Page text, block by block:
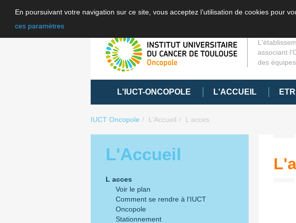
En poursuivant votre navigation sur ce site, vous acceptez l’utilisation de cookies pour
ces paramètres
associant
des
L'IUCT-ONCOPOLE L'ACCUEIL
IUCT Oncopole L'Accueil L acces
L'Accueil
L acces
Voir le plan
Comment se rendre à l'IUCT
Oncopole
Stationnement